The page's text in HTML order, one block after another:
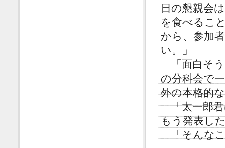
日の懇親会
を食べるこ
から、参加
い。」
「面白そう
の分科会で
外の本格的
「太一郎君
もう発表し
「そんな